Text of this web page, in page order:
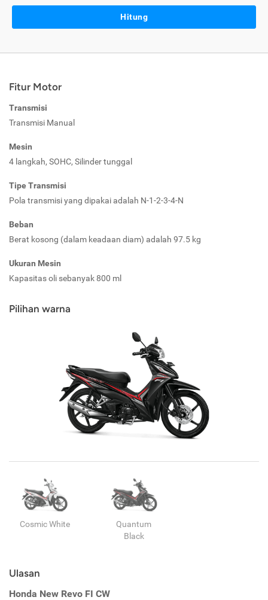
Hitung
Fitur Motor
Transmisi
Transmisi Manual
Mesin
4 langkah, SOHC, Silinder tunggal
Tipe Transmisi
Pola transmisi yang dipakai adalah N-1-2-3-4-N
Beban
Berat kosong (dalam keadaan diam) adalah 97.5 kg
Ukuran Mesin
Kapasitas oli sebanyak 800 ml
Pilihan warna
Cosmic White
Quantum
Black
Ulasan
Honda New Revo FI CW